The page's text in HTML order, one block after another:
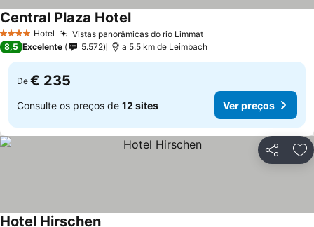
4 EstrelasHotel Vistas panorâmicas do rio LimmatVer preços
Central Plaza HotelVer preços
8,5 Excelente 5.572 a 5.5 km de Leimbach
De € 235
Consulte os preços de 12 sites Ver preços
Partilhar
Hotel Hirschen